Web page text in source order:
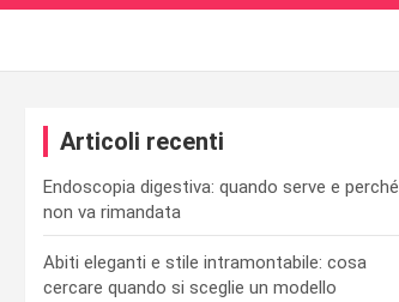
Articoli recenti
Endoscopia digestiva: quando serve e perché
non va rimandata
Abiti eleganti e stile intramontabile: cosa
cercare quando si sceglie un modello